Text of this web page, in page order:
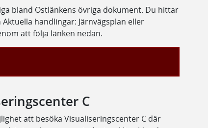
bland Ostlänkens övriga dokument. Du hittar
handlingar: Järnvägsplan eller
att följa länken nedan.
C
att besöka Visualiseringscenter C där